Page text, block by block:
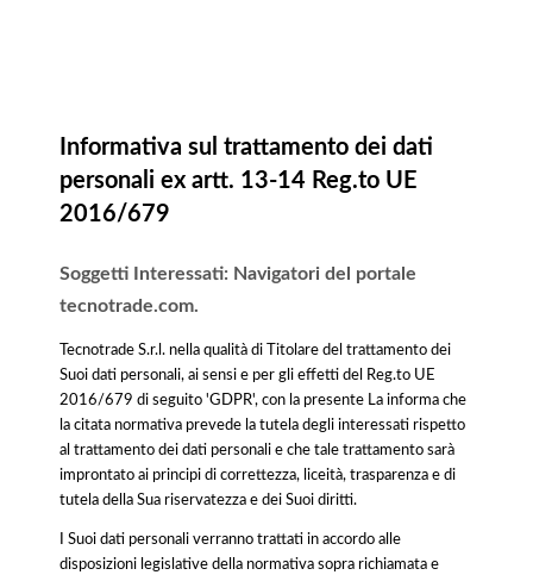
Informativa sul trattamento dei dati
personali ex artt. 13-14 Reg.to UE
2016/679
Soggetti Interessati: Navigatori del portale
tecnotrade.com.
Tecnotrade S.r.l. nella qualità di Titolare del trattamento dei
Suoi dati personali, ai sensi e per gli effetti del Reg.to UE
2016/679 di seguito 'GDPR', con la presente La informa che
la citata normativa prevede la tutela degli interessati rispetto
al trattamento dei dati personali e che tale trattamento sarà
improntato ai principi di correttezza, liceità, trasparenza e di
tutela della Sua riservatezza e dei Suoi diritti.
I Suoi dati personali verranno trattati in accordo alle
disposizioni legislative della normativa sopra richiamata e